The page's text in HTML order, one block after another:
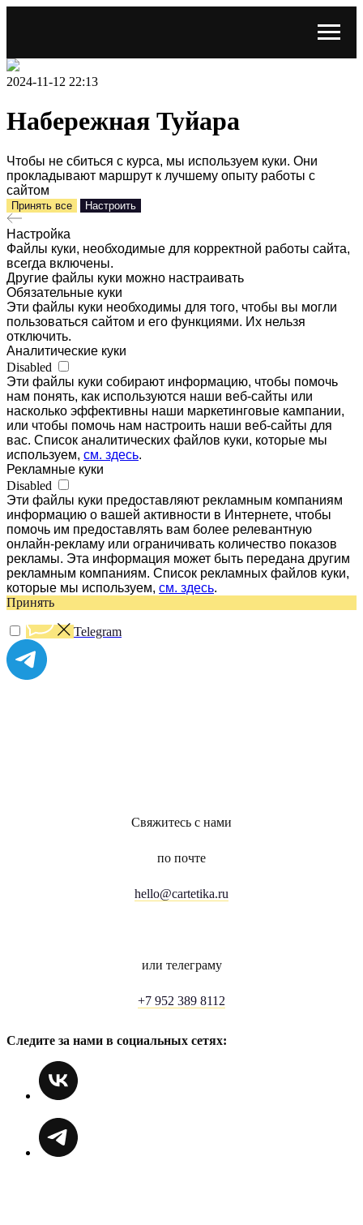
2024-11-12 22:13
Набережная Туйара
Чтобы не сбиться с курса, мы используем куки. Они
прокладывают маршрут к лучшему опыту работы с
сайтом
Принять все Настроить
Настройка
Файлы куки, необходимые для корректной работы сайта,
всегда включены.
Другие файлы куки можно настраивать
Обязательные куки
Эти файлы куки необходимы для того, чтобы вы могли
пользоваться сайтом и его функциями. Их нельзя
отключить.
Аналитические куки
Disabled
Эти файлы куки собирают информацию, чтобы помочь
нам понять, как используются наши веб-сайты или
насколько эффективны наши маркетинговые кампании,
или чтобы помочь нам настроить наши веб-сайты для
вас. Список аналитических файлов куки, которые мы
используем, см. здесь.
Рекламные куки
Disabled
Эти файлы куки предоставляют рекламным компаниям
информацию о вашей активности в Интернете, чтобы
помочь им предоставлять вам более релевантную
онлайн-рекламу или ограничивать количество показов
рекламы. Эта информация может быть передана другим
рекламным компаниям. Список рекламных файлов куки,
которые мы используем, см. здесь.
Принять
Telegram
Свяжитесь с нами
по почте
hello@cartetika.ru
или телеграму
+7 952 389 8112
Следите за нами в социальных сетях: